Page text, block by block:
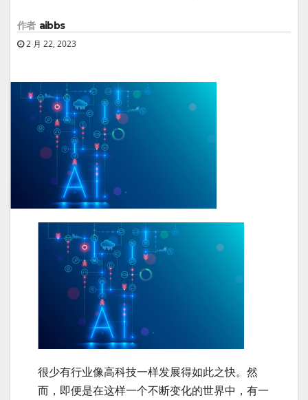
作者 aibbs
2 月 22, 2023
很少有行业像高科技一样发展得如此之快。然
而，即便是在这样一个不断变化的世界中，有一